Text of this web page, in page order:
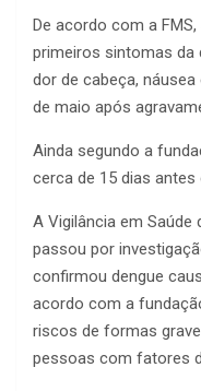
De acordo com a
primeiros sintomas da
dor de cabeça,
de maio após
Ainda segundo a
cerca de 15 dias antes
A Vigilância em Saúde
passou por
confirmou dengue
acordo com a
riscos de formas
pessoas com fatores